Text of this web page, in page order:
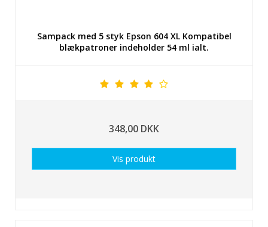
Sampack med 5 styk Epson 604 XL Kompatibel
blækpatroner indeholder 54 ml ialt.
348,00 DKK
Vis produkt